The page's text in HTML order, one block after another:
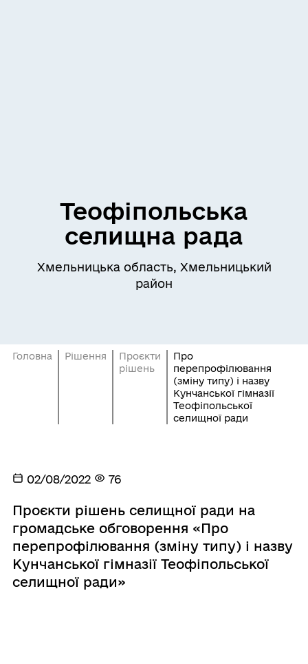
Теофіпольська
селищна рада
Хмельницька область, Хмельницький
район
Головна Рішення
Проєкти
рішень
Про
перепрофілювання
(зміну типу) і назву
Кунчанської гімназії
Теофіпольської
селищної ради
02/08/2022 76
Проєкти рішень селищної ради на
громадське обговорення «Про
перепрофілювання (зміну типу) і назву
Кунчанської гімназії Теофіпольської
селищної ради»